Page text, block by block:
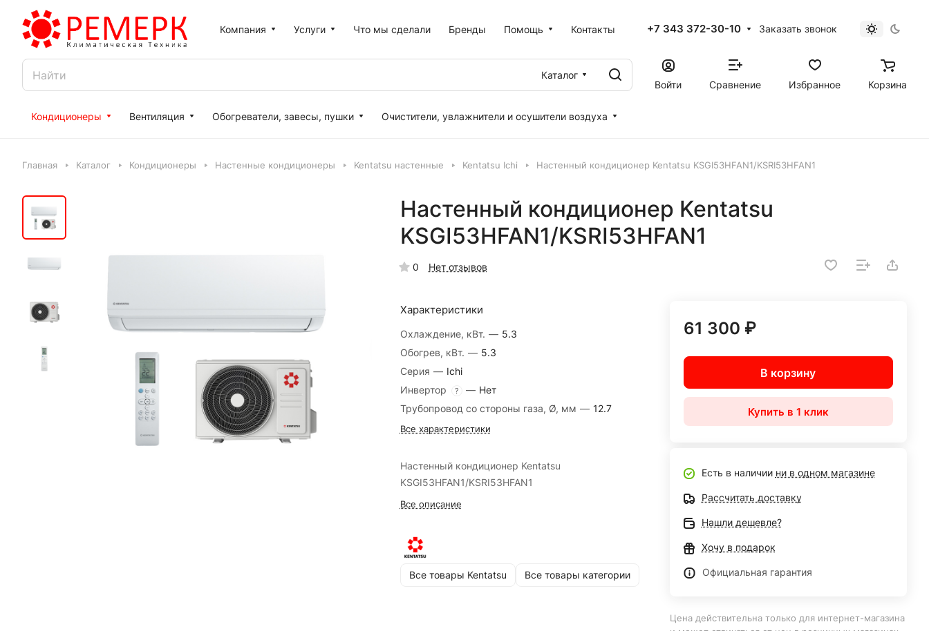
Компания Услуги Что мы сделали Бренды Помощь Контакты +7 343 372-30-10 Заказать звонок
Каталог
Войти
Сравнение Избранное Корзина
Кондиционеры Вентиляция Обогреватели, завесы, пушки Очистители, увлажнители и осушители воздуха
Главная Каталог Кондиционеры Настенные кондиционеры Kentatsu настенные Kentatsu Ichi Настенный кондиционер Kentatsu KSGI53HFAN1/KSRI53HFAN1
Настенный кондиционер Kentatsu
KSGI53HFAN1/KSRI53HFAN1
0 Нет отзывов
Характеристики
Охлаждение, кВт. — 5.3
Обогрев, кВт. — 5.3
Серия — Ichi
Инвертор
? — Нет
Трубопровод со стороны газа, Ø, мм — 12.7
Все характеристики
Настенный кондиционер Kentatsu
KSGI53HFAN1/KSRI53HFAN1
Все описание
Все товары Kentatsu Все товары категории
61 300 ₽
В корзину
Купить в 1 клик
Есть в наличии ни в одном магазине
Рассчитать доставку
Нашли дешевле?
Хочу в подарок
Официальная гарантия
Цена действительна только для интернет-магазина